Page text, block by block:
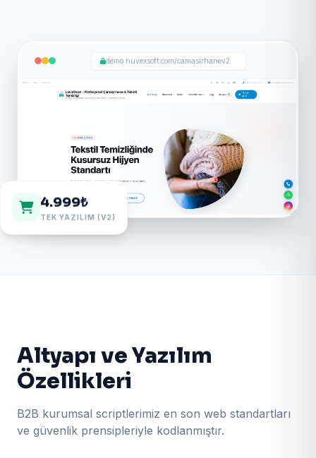
demo.nuvexsoft.com/camasirhanev2
4.999₺
TEK YAZILIM (V2)
Altyapı ve Yazılım
Özellikleri
B2B kurumsal scriptlerimiz en son web standartları
ve güvenlik prensipleriyle kodlanmıştır.